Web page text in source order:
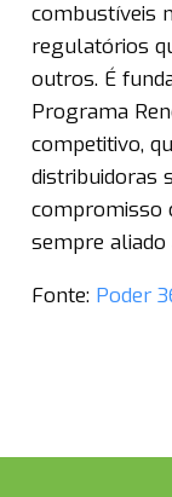
combustíveis
regulatórios
outros. É
Programa
competitivo,
distribuidoras
compromisso
sempre aliado
Fonte: Poder